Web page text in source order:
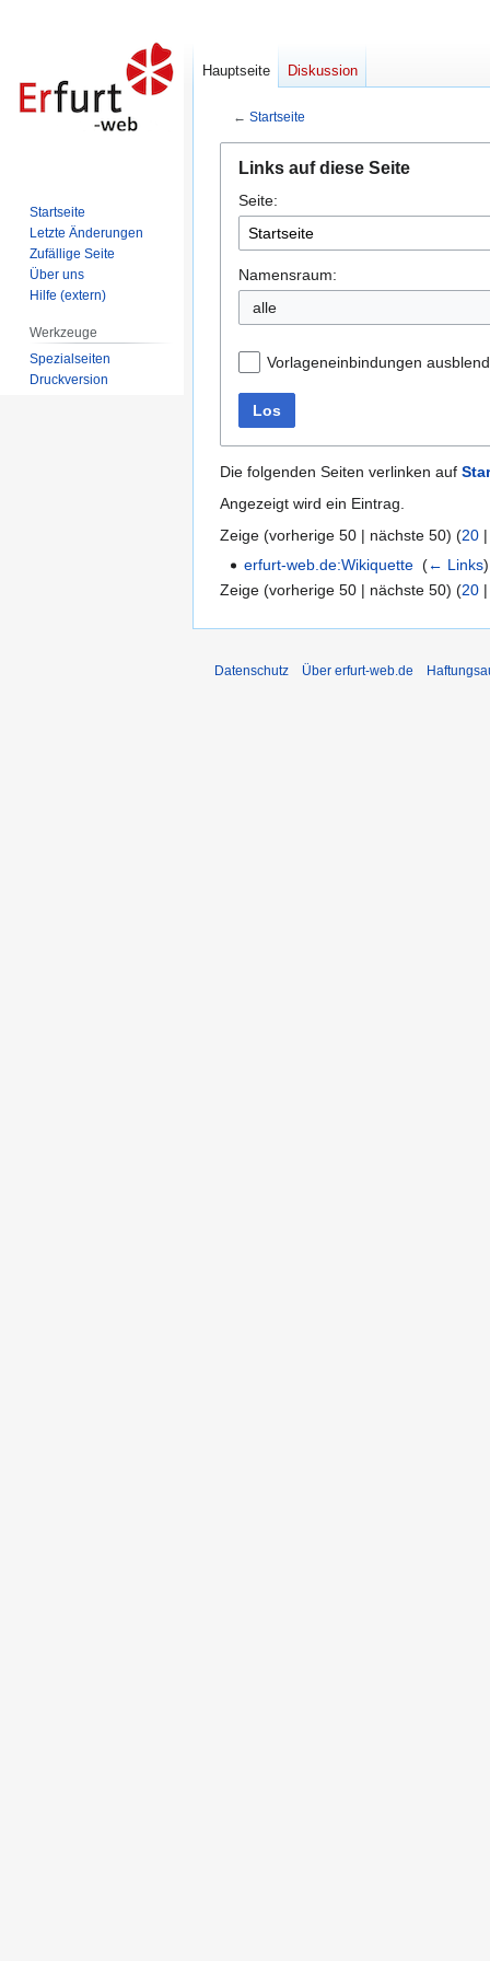
← Startseite
Navigation
springen
Suche
springen
Links auf diese Seite
Seite:
Namensraum:
alle
Vorlageneinbindungen
Los
Die folgenden Seiten verlinken auf
Angezeigt wird ein Eintrag.
Zeige (vorherige 50 | nächste 50) (20
erfurt-web.de:Wikiquette ‎(← Links)
Zeige (vorherige 50 | nächste 50) (20
Hauptseite Diskussion
Startseite
Letzte Änderungen
Zufällige Seite
Über uns
Hilfe (extern)
Werkzeuge
Spezialseiten
Druckversion
Datenschutz Über erfurt-web.de